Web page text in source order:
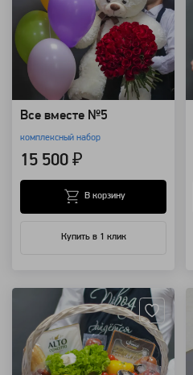
Все вместе №5
комплексный набор
15 500 ₽
Купить в 1 клик
В корзину